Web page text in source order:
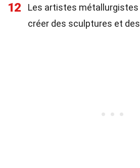
12
Les artistes
créer des sculptures et